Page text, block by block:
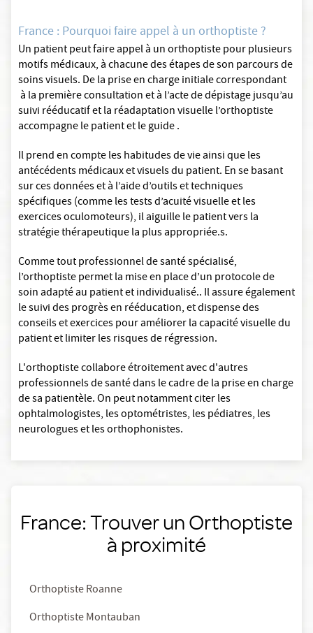
France : Pourquoi faire appel à un orthoptiste ?
Un patient peut faire appel à un orthoptiste pour plusieurs
motifs médicaux, à chacune des étapes de son parcours de
soins visuels. De la prise en charge initiale correspondant
à la première consultation et à l’acte de dépistage jusqu’au
suivi rééducatif et la réadaptation visuelle l’orthoptiste
accompagne le patient et le guide .
Il prend en compte les habitudes de vie ainsi que les
antécédents médicaux et visuels du patient. En se basant
sur ces données et à l’aide d’outils et techniques
spécifiques (comme les tests d’acuité visuelle et les
exercices oculomoteurs), il aiguille le patient vers la
stratégie thérapeutique la plus appropriée.s.
Comme tout professionnel de santé spécialisé,
l’orthoptiste permet la mise en place d’un protocole de
soin adapté au patient et individualisé.. Il assure également
le suivi des progrès en rééducation, et dispense des
conseils et exercices pour améliorer la capacité visuelle du
patient et limiter les risques de régression.
L'orthoptiste collabore étroitement avec d'autres
professionnels de santé dans le cadre de la prise en charge
de sa patientèle. On peut notamment citer les
ophtalmologistes, les optométristes, les pédiatres, les
neurologues et les orthophonistes.
France: Trouver un Orthoptiste
à proximité
Orthoptiste Roanne
Orthoptiste Montauban